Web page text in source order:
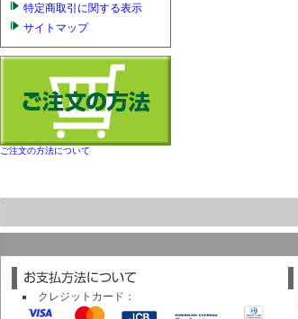
特定商取引に関する表示
サイトマップ
ご注文の方法について
クレジットカード：